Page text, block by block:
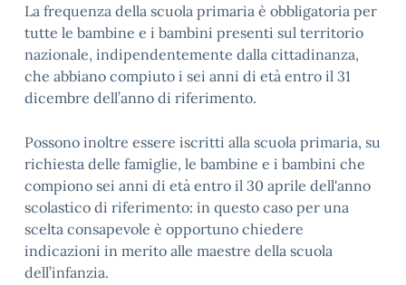
La frequenza della scuola primaria è obbligatoria per
tutte le bambine e i bambini presenti sul territorio
nazionale, indipendentemente dalla cittadinanza,
che abbiano compiuto i sei anni di età entro il 31
dicembre dell’anno di riferimento.
Possono inoltre essere iscritti alla scuola primaria, su
richiesta delle famiglie, le bambine e i bambini che
compiono sei anni di età entro il 30 aprile dell'anno
scolastico di riferimento: in questo caso per una
scelta consapevole è opportuno chiedere
indicazioni in merito alle maestre della scuola
dell’infanzia.